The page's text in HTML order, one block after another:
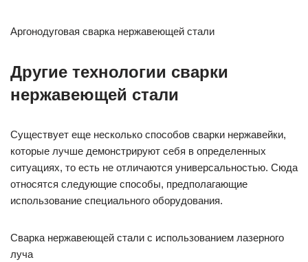
Аргонодуговая сварка нержавеющей стали
Другие технологии сварки
нержавеющей стали
Существует еще несколько способов сварки нержавейки,
которые лучше демонстрируют себя в определенных
ситуациях, то есть не отличаются универсальностью. Сюда
относятся следующие способы, предполагающие
использование специального оборудования.
Сварка нержавеющей стали с использованием лазерного
луча